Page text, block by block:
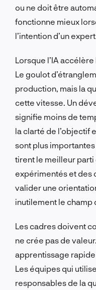
ou ne doit être
fonctionne mieux
l’intention d’un expert.
Lorsque l’IA
Le goulot
production, mais la
cette vitesse. Un
signifie moins de
la clarté de l’objectif
sont plus
tirent le meilleur parti
expérimentés et des
valider une
inutilement le champ
Les cadres doivent
ne crée pas de
apprentissage rapide
Les équipes qui
responsables de la